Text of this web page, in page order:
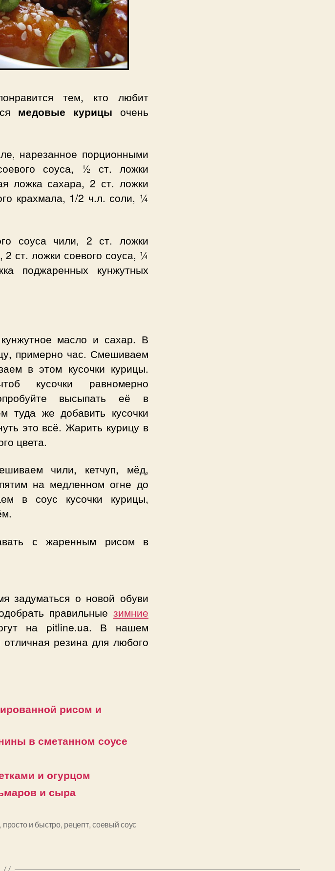
тем, кто любит
медовые курицы очень
нарезанное порционными
соуса, ½ ст. ложки
ложка сахара, 2 ст. ложки
крахмала, 1/2 ч.л. соли, ¼
соуса чили, 2 ст. ложки
2 ст. ложки соевого соуса, ¼
поджаренных кунжутных
масло и сахар. В
примерно час. Смешиваем
в этом кусочки курицы.
кусочки равномерно
высыпать её в
туда же добавить кусочки
это всё. Жарить курицу в
цвета.
чили, кетчуп, мёд,
на медленном огне до
в соус кусочки курицы,
с жаренным рисом в
задуматься о новой обуви
правильные зимние
на pitline.ua. В нашем
резина для любого
рисом и
в сметанном соусе
и огурцом
и сыра
просто и быстро, рецепт,соевый соус